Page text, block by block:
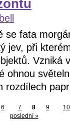
se fata
jev, při
Vzniká
ohnou
rozdílech
6 7 8 9
10
poslední »